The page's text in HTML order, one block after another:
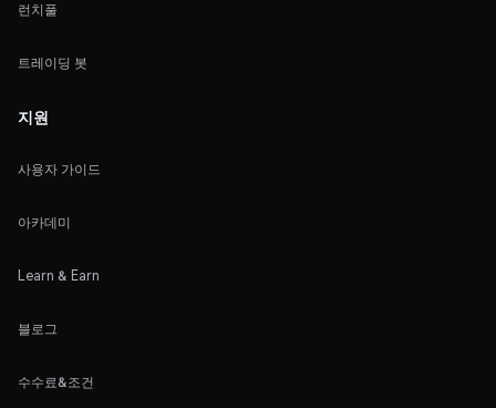
런치풀
트레이딩 봇
지원
사용자 가이드
아카데미
Learn & Earn
블로그
수수료&조건